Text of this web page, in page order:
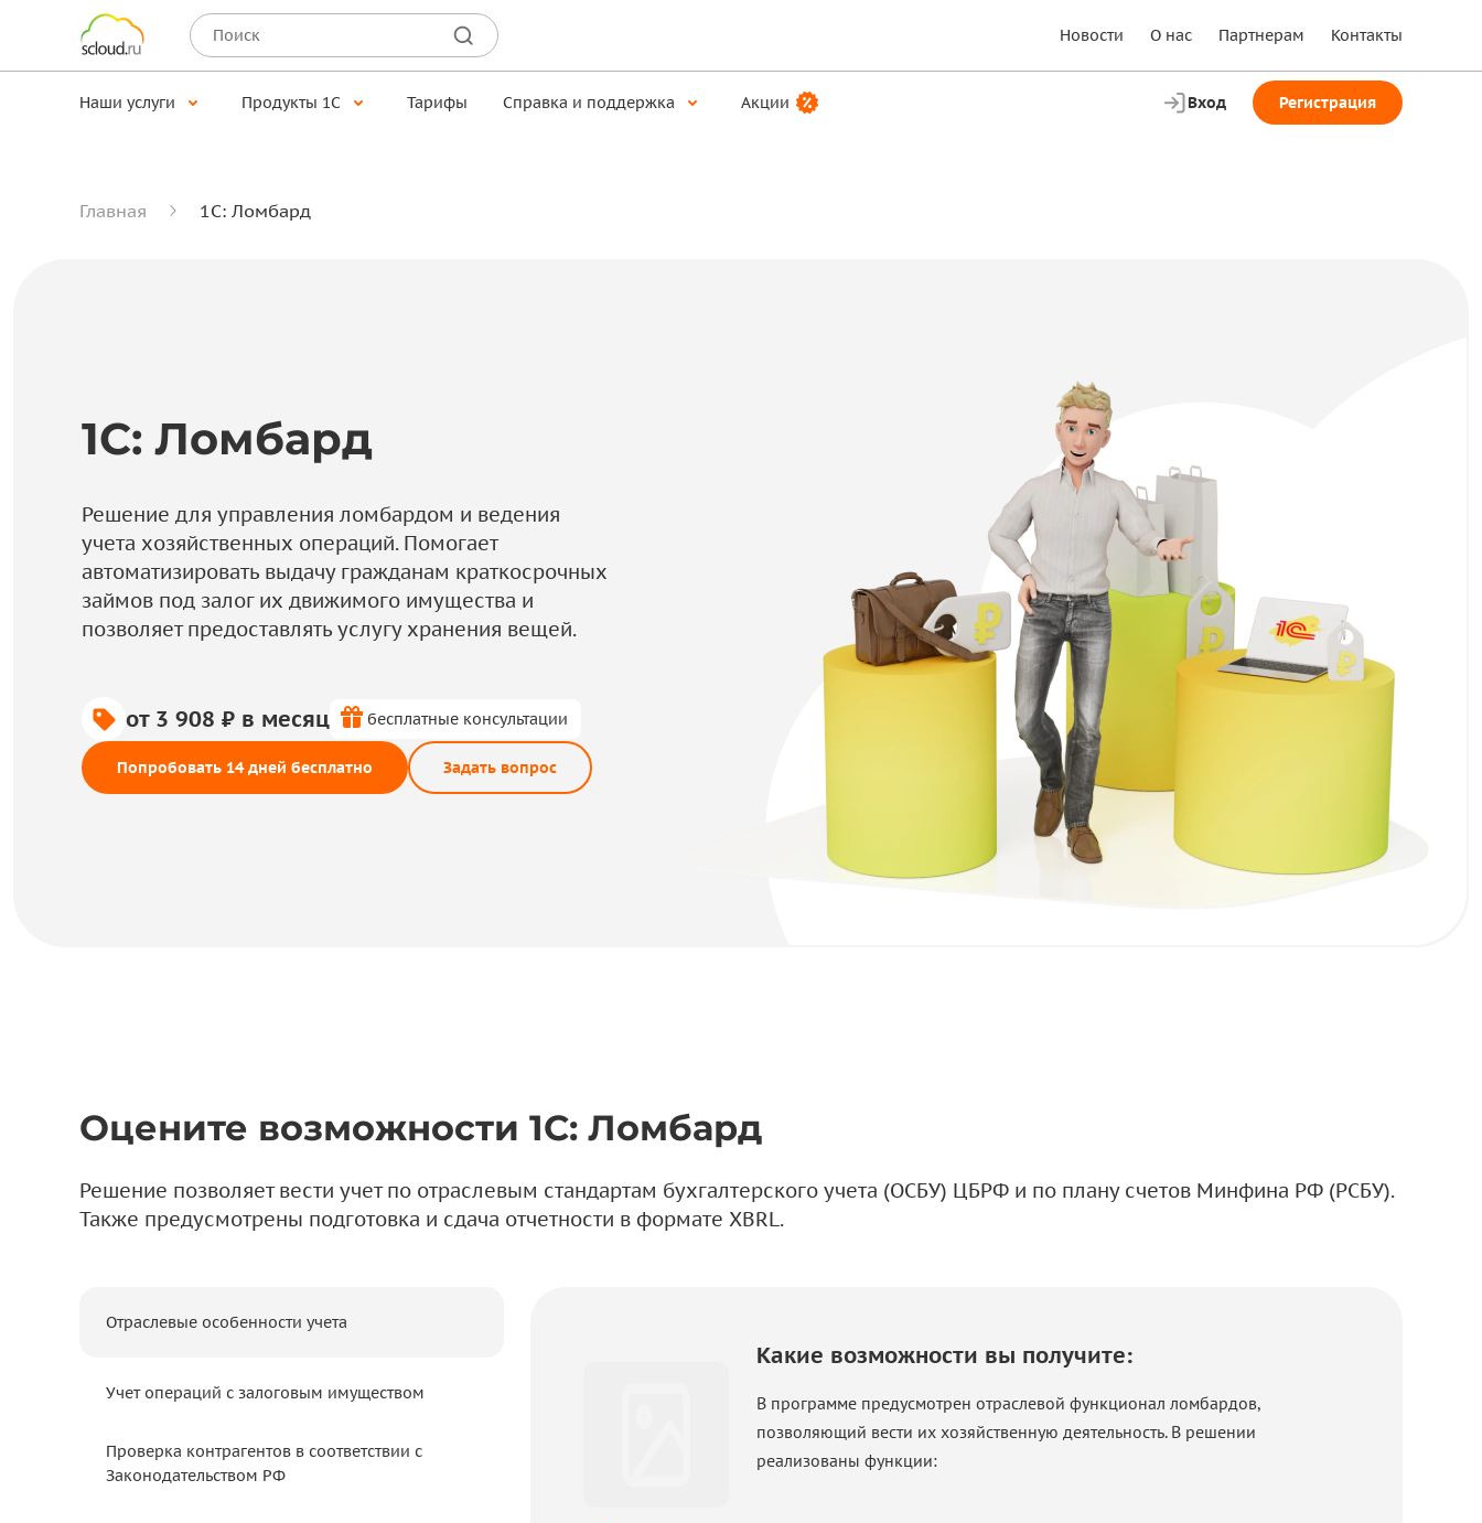
Новости О нас Партнерам Контакты
Наши услуги Продукты 1С Тарифы Справка и поддержка Акции Вход Регистрация
Главная 1С: Ломбард
1С: Ломбард
Решение для управления ломбардом и ведения
учета хозяйственных операций. Помогает
автоматизировать выдачу гражданам краткосрочных
займов под залог их движимого имущества и
позволяет предоставлять услугу хранения вещей.
от 3 908 ₽ в месяц бесплатные консультации
Попробовать 14 дней бесплатно Задать вопрос
Оцените возможности 1С: Ломбард
Решение позволяет вести учет по отраслевым стандартам бухгалтерского учета (ОСБУ) ЦБРФ и по плану счетов Минфина РФ (РСБУ).
Также предусмотрены подготовка и сдача отчетности в формате XBRL.
Отраслевые особенности учета
Учет операций с залоговым имуществом
Проверка контрагентов в соответствии с
Законодательством РФ
Какие возможности вы получите:
В программе предусмотрен отраслевой функционал ломбардов,
позволяющий вести их хозяйственную деятельность. В решении
реализованы функции: